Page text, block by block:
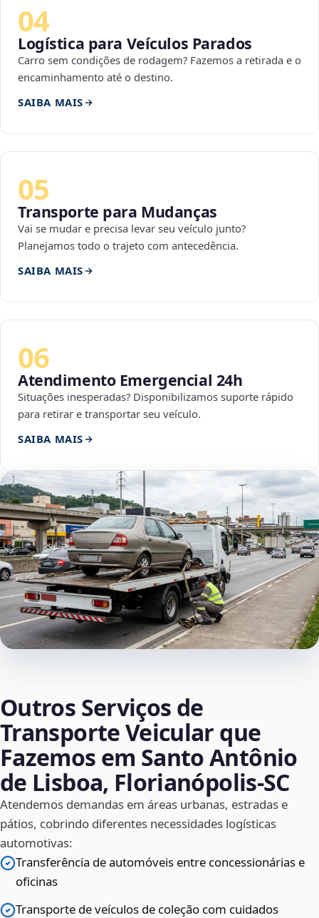
04
Logística para Veículos Parados
Carro sem condições de rodagem? Fazemos a retirada e o
encaminhamento até o destino.
SAIBA MAIS
05
Transporte para Mudanças
Vai se mudar e precisa levar seu veículo junto?
Planejamos todo o trajeto com antecedência.
SAIBA MAIS
06
Atendimento Emergencial 24h
Situações inesperadas? Disponibilizamos suporte rápido
para retirar e transportar seu veículo.
SAIBA MAIS
Outros Serviços de
Transporte Veicular que
Fazemos em Santo Antônio
de Lisboa, Florianópolis‑SC
Atendemos demandas em áreas urbanas, estradas e
pátios, cobrindo diferentes necessidades logísticas
automotivas:
Transferência de automóveis entre concessionárias e
oficinas
Transporte de veículos de coleção com cuidados